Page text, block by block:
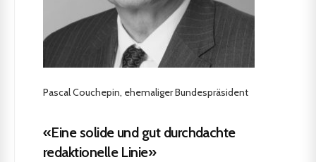
Pascal Couchepin, ehemaliger Bundespräsident
«Eine solide und gut durchdachte
redaktionelle Linie»